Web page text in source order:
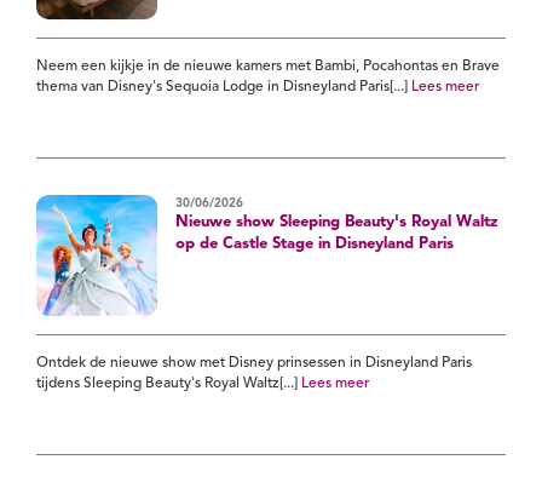
Neem een kijkje in de nieuwe kamers met Bambi, Pocahontas en Brave
thema van Disney's Sequoia Lodge in Disneyland Paris[...]
Lees meer
30/06/2026
Nieuwe show Sleeping Beauty's Royal Waltz
op de Castle Stage in Disneyland Paris
Ontdek de nieuwe show met Disney prinsessen in Disneyland Paris
tijdens Sleeping Beauty's Royal Waltz[...]
Lees meer